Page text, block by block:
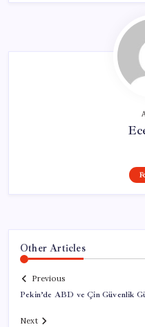
Other Articles
Previous
Pekin’de ABD ve Çin Güvenlik
Next